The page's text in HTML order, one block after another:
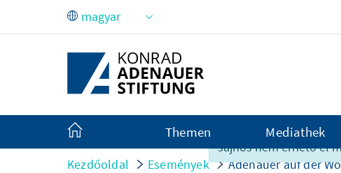
Ugrás a fő tartalomhoz
A tartalom ezen az
sajnos nem érhető el
Themen Mediathek
Kezdőoldal Események Adenauer auf der